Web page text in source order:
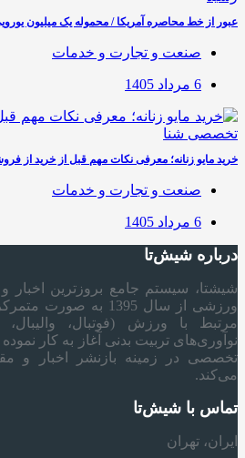
عبور از خط محاصره آمریکا / محموله یک میلیون
صنعت و تجارت و خدمات
6 مرداد 1405
خرید مایو زنانه؛ معرفی نکات مهم قبل از خرید از
صنعت و تجارت و خدمات
6 مرداد 1405
درباره شیش‌تا
شیشتا، سیستم جامع بروزترین اخبار
ورزشی از سال 1395 به
مرتبط با ورزش (فوتبال،
نوآوری‌های تربیت بدنی آغاز به کار
تخصصی در زمینه بازنشر اخبار و
می‌کند.
تماس با شیش‌تا
ایران، تهران